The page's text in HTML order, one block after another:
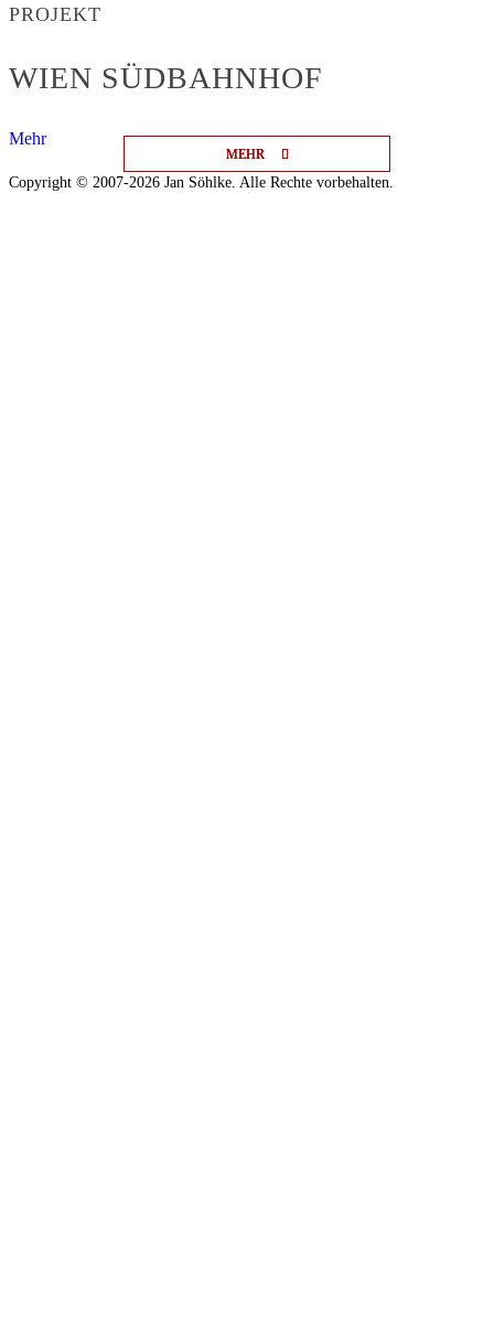
MEHR
MEHR
MEHR
PROJEKT
WIEN SÜDBAHNHOF
Mehr
Copyright © 2007-2026 Jan Söhlke. Alle Rechte vorbehalten.